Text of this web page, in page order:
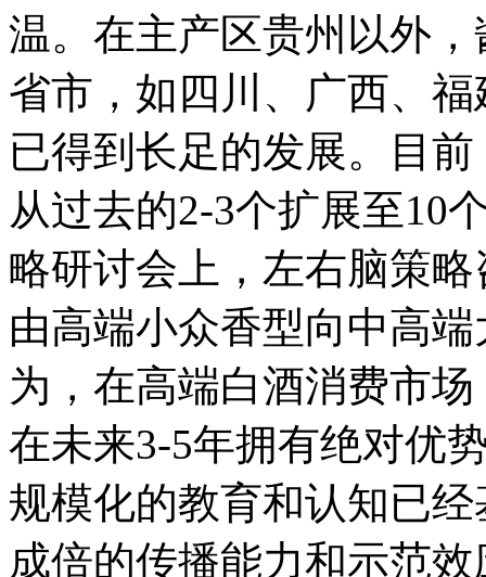
温。在主产区贵州以外
省市，如四川、广西、
已得到长足的发展。目
从过去的2-3个扩展至10
略研讨会上，左右脑策
由高端小众香型向中高
为，在高端白酒消费市
在未来3-5年拥有绝对优
规模化的教育和认知已
成倍的传播能力和示范